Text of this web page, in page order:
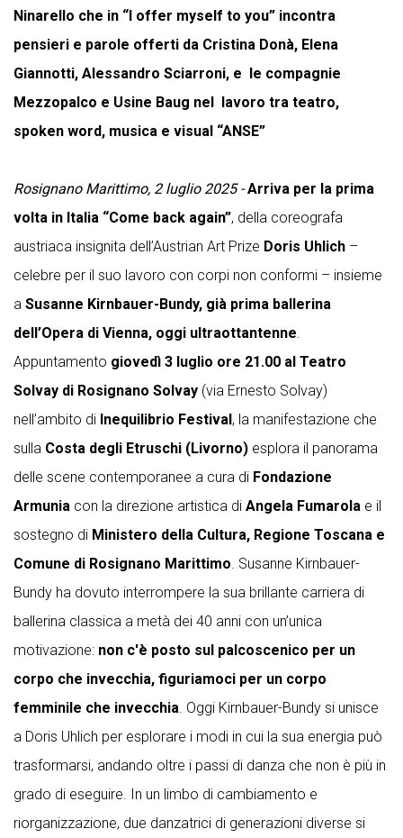
Ninarello che in “I offer myself to you” incontra
pensieri e parole offerti da Cristina Donà, Elena
Giannotti, Alessandro Sciarroni, e le compagnie
Mezzopalco e Usine Baug nel lavoro tra teatro,
spoken word, musica e visual “ANSE”
Rosignano Marittimo, 2 luglio 2025 - Arriva per la prima
volta in Italia “Come back again”, della coreografa
austriaca insignita dell’Austrian Art Prize Doris Uhlich –
celebre per il suo lavoro con corpi non conformi – insieme
a Susanne Kirnbauer-Bundy, già prima ballerina
dell’Opera di Vienna, oggi ultraottantenne.
Appuntamento giovedì 3 luglio ore 21.00 al Teatro
Solvay di Rosignano Solvay (via Ernesto Solvay)
nell’ambito di Inequilibrio Festival, la manifestazione che
sulla Costa degli Etruschi (Livorno) esplora il panorama
delle scene contemporanee a cura di Fondazione
Armunia con la direzione artistica di Angela Fumarola e il
sostegno di Ministero della Cultura, Regione Toscana e
Comune di Rosignano Marittimo. Susanne Kirnbauer-
Bundy ha dovuto interrompere la sua brillante carriera di
ballerina classica a metà dei 40 anni con un’unica
motivazione: non c'è posto sul palcoscenico per un
corpo che invecchia, figuriamoci per un corpo
femminile che invecchia. Oggi Kirnbauer-Bundy si unisce
a Doris Uhlich per esplorare i modi in cui la sua energia può
trasformarsi, andando oltre i passi di danza che non è più in
grado di eseguire. In un limbo di cambiamento e
riorganizzazione, due danzatrici di generazioni diverse si